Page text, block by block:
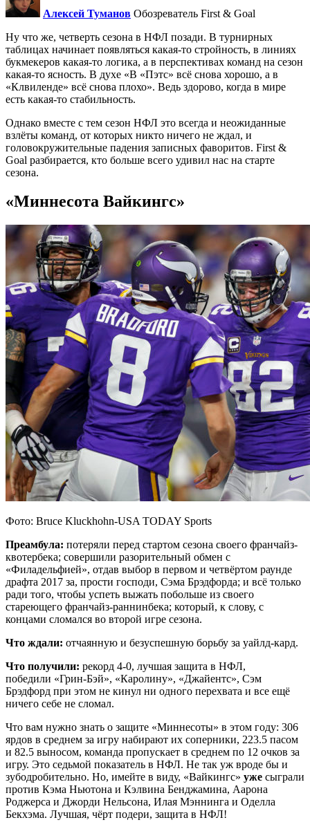
Алексей Туманов Обозреватель First & Goal
Ну что же, четверть сезона в НФЛ позади. В турнирных
таблицах начинает появляться какая-то стройность, в линиях
букмекеров какая-то логика, а в перспективах команд на сезон
какая-то ясность. В духе «В «Пэтс» всё снова хорошо, а в
«Клвиленде» всё снова плохо». Ведь здорово, когда в мире
есть какая-то стабильность.
Однако вместе с тем сезон НФЛ это всегда и неожиданные
взлёты команд, от которых никто ничего не ждал, и
головокружительные падения записных фаворитов. First &
Goal разбирается, кто больше всего удивил нас на старте
сезона.
«Миннесота Вайкингс»
Фото: Bruce Kluckhohn-USA TODAY Sports
Преамбула: потеряли перед стартом сезона своего франчайз-
квотербека; совершили разорительный обмен с
«Филадельфией», отдав выбор в первом и четвёртом раунде
драфта 2017 за, прости господи, Сэма Брэдфорда; и всё только
ради того, чтобы успеть выжать побольше из своего
стареющего франчайз-раннинбека; который, к слову, с
концами сломался во второй игре сезона.
Что ждали: отчаянную и безуспешную борьбу за уайлд-кард.
Что получили: рекорд 4-0, лучшая защита в НФЛ,
победили «Грин-Бэй», «Каролину», «Джайентс», Сэм
Брэдфорд при этом не кинул ни одного перехвата и все ещё
ничего себе не сломал.
Что вам нужно знать о защите «Миннесоты» в этом году: 306
ярдов в среднем за игру набирают их соперники, 223.5 пасом
и 82.5 выносом, команда пропускает в среднем по 12 очков за
игру. Это седьмой показатель в НФЛ. Не так уж вроде бы и
зубодробительно. Но, имейте в виду, «Вайкингс» уже сыграли
против Кэма Ньютона и Кэлвина Бенджамина, Аарона
Роджерса и Джорди Нельсона, Илая Мэннинга и Оделла
Бекхэма. Лучшая, чёрт подери, защита в НФЛ!